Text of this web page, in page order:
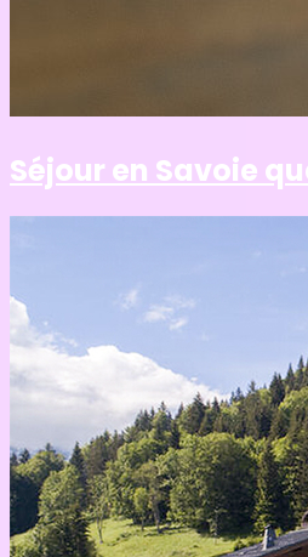
Séjour en Savoie